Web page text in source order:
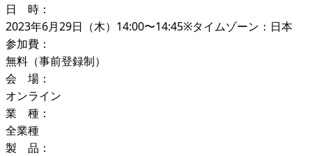
日 時：
2023年6月29日（木）14:00〜14:45※タイムゾーン：日本
参加費：
無料（事前登録制）
会 場：
オンライン
業 種：
全業種
製 品：